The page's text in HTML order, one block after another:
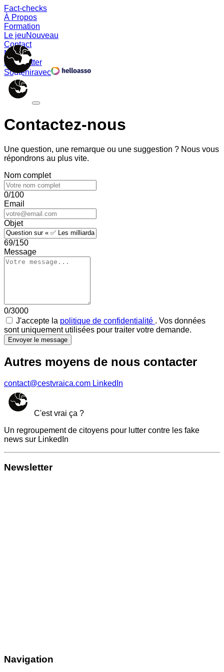
Fact-checks
À Propos
Formation
Le jeuNouveau
Contact
Memes
Newsletter
Souteniravec
Contactez-nous
Une question, une remarque ou une suggestion ? Nous vous
répondrons au plus vite.
Nom complet
0/100
Email
Objet
69/150
Message
0/3000
J'accepte la politique de confidentialité . Vos données
sont uniquement utilisées pour traiter votre demande.
Envoyer le message
Autres moyens de nous contacter
contact@cestvraica.com LinkedIn
C'est vrai ça ?
Un regroupement de citoyens pour lutter contre les fake
news sur LinkedIn
Newsletter
Navigation